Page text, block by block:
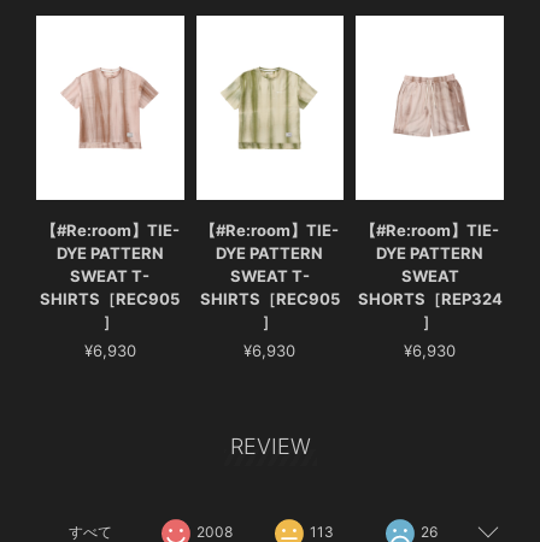
【#Re:room】TIE-
DYE PATTERN
SWEAT T-
SHIRTS［REC905
］
¥6,930
【#Re:room】TIE-
DYE PATTERN
SWEAT T-
SHIRTS［REC905
］
¥6,930
【#Re:room】TIE-
DYE PATTERN
SWEAT
SHORTS［REP324
］
¥6,930
REVIEW
すべて 2008 113 26